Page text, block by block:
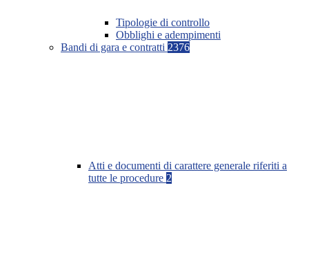
Tipologie di controllo
Obblighi e adempimenti
Bandi di gara e contratti 2376
Atti e documenti di carattere generale riferiti a
tutte le procedure 2